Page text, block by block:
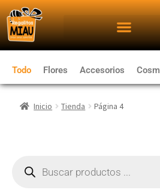
Todo Flores Accesorios
Inicio Tienda Página 4